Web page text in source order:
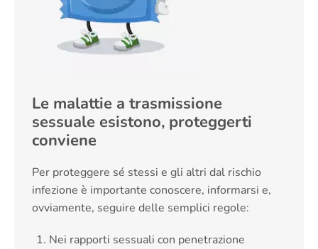
Le malattie a trasmissione
sessuale esistono, proteggerti
conviene
Per proteggere sé stessi e gli altri dal rischio
infezione è importante conoscere, informarsi e,
ovviamente, seguire delle semplici regole:
Nei rapporti sessuali con penetrazione